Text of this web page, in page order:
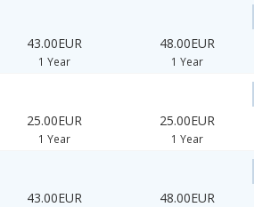
43.00EUR
1 Year
48.00EUR
1 Year
25.00EUR
1 Year
25.00EUR
1 Year
43.00EUR 48.00EUR